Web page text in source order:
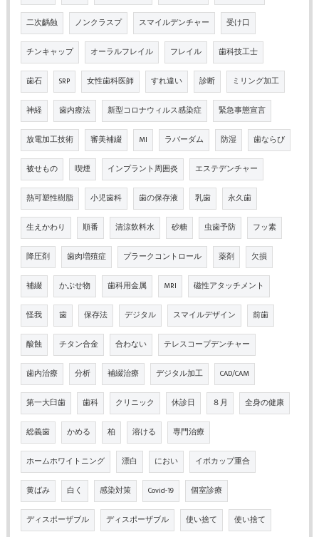
二次齲蝕 ノンクラスプ スマイルデンチャー 受け口
チンキャップ オーラルフレイル フレイル 歯科技工士
歯石 SRP 女性歯科医師 すれ違い 診断 ミリング加工
神経 歯内療法 新型コロナウィルス感染症 緊急事態宣言
放電加工技術 審美補綴 MI ラバーダム 防湿 歯ならび
被せもの 喫煙 インプラント周囲炎 エステデンチャー
熱可塑性樹脂 小児歯科 歯の保存液 乳歯 永久歯
生えかわり 順番 清涼飲料水 砂糖 虫歯予防 フッ素
降圧剤 歯肉増殖症 プラークコントロール 薬剤 欠損
補綴 かぶせ物 歯科用金属 MRI 磁性アタッチメント
怪我 歯 保存法 デジタル スマイルデザイン 前歯
酸蝕 チタン合金 合わない テレスコープデンチャー
歯内治療 分析 補綴治療 デジタル加工 CAD/CAM
第一大臼歯 歯科 クリニック 休診日 ８月 全身の健康
総義歯 かめる 柏 溶ける 専門治療
ホームホワイトニング 漂白 におい イボカップ重合
黄ばみ 白く 感染対策 Covid-19 個室診療
ディスポーザブル ディスポーザブル 使い捨て 使い捨て